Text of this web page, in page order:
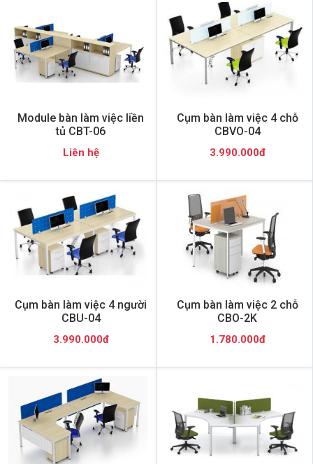
Module bàn làm việc liền
tủ CBT-06
Liên hệ
Cụm bàn làm việc 4 chỗ
CBVO-04
3.990.000đ
Cụm bàn làm việc 4 người
CBU-04
3.990.000đ
Cụm bàn làm việc 2 chỗ
CBO-2K
1.780.000đ